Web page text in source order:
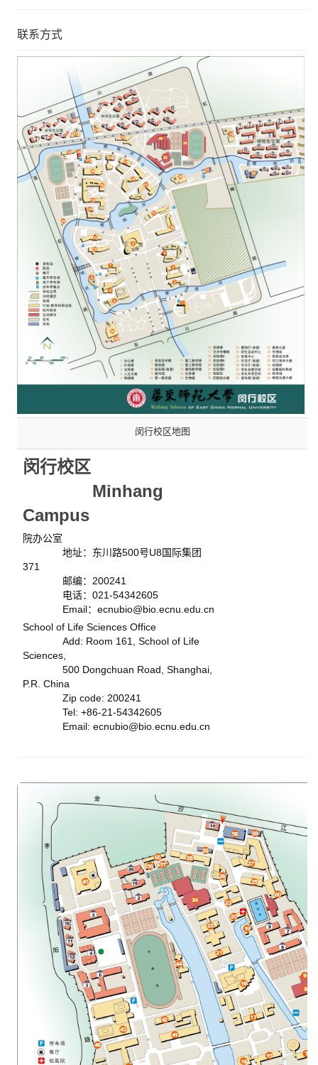
联系方式
闵行校区地图
闵行校区
Minhang
Campus
院办公室
地址：东川路500号U8国际集团
371
邮编：200241
电话：021-54342605
Email：ecnubio@bio.ecnu.edu.cn
School of Life Sciences Office
Add: Room 161, School of Life
Sciences,
500 Dongchuan Road, Shanghai,
P.R. China
Zip code: 200241
Tel: +86-21-54342605
Email: ecnubio@bio.ecnu.edu.cn